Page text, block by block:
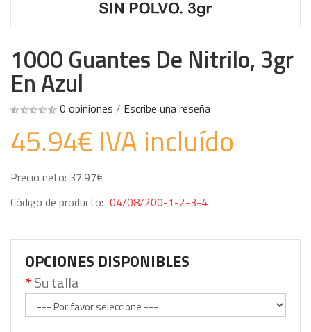
1000 Guantes De Nitrilo, 3gr
En Azul
0 opiniones / Escribe una reseña
45.94€ IVA incluído
Precio neto: 37.97€
Código de producto: 04/08/200-1-2-3-4
OPCIONES DISPONIBLES
Su talla